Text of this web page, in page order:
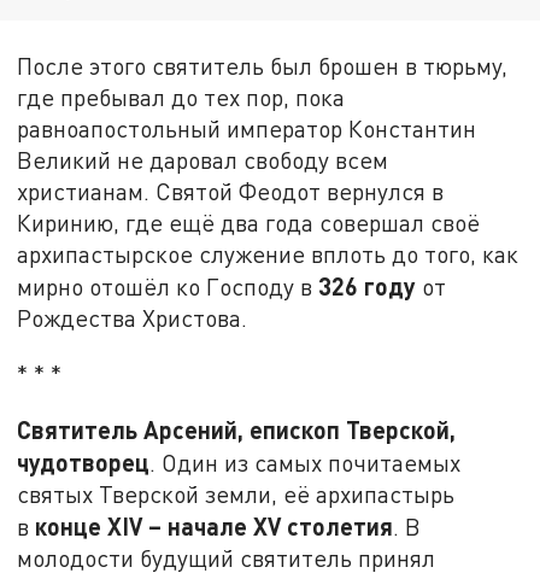
После этого святитель был брошен в тюрьму,
где пребывал до тех пор, пока
равноапостольный император Константин
Великий не даровал свободу всем
христианам. Святой Феодот вернулся в
Киринию, где ещё два года совершал своё
архипастырское служение вплоть до того, как
мирно отошёл ко Господу в 326 году от
Рождества Христова.
* * *
Святитель Арсений, епископ Тверской,
чудотворец . Один из самых почитаемых
святых Тверской земли, её архипастырь
в концеXIV– началеXVстолетия . В
молодости будущий святитель принял